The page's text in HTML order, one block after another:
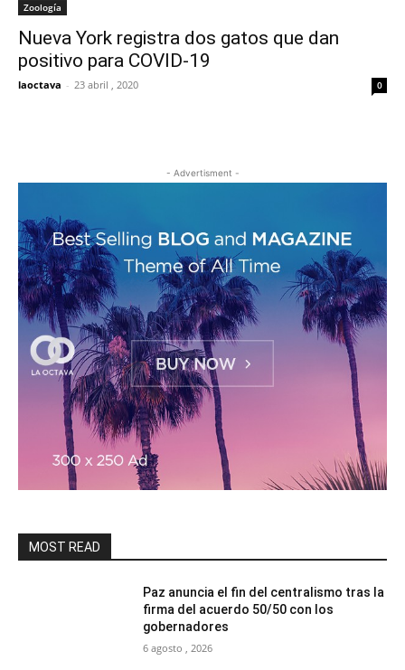
Zoología
Nueva York registra dos gatos que dan
positivo para COVID-19
laoctava - 23 abril , 2020 0
- Advertisment -
MOST READ
Paz anuncia el fin del centralismo tras la
firma del acuerdo 50/50 con los
gobernadores
6 agosto , 2026